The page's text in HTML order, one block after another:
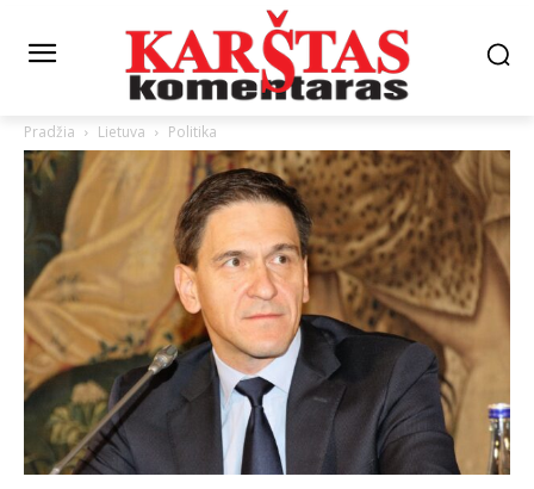
Pradžia Lietuva Politika